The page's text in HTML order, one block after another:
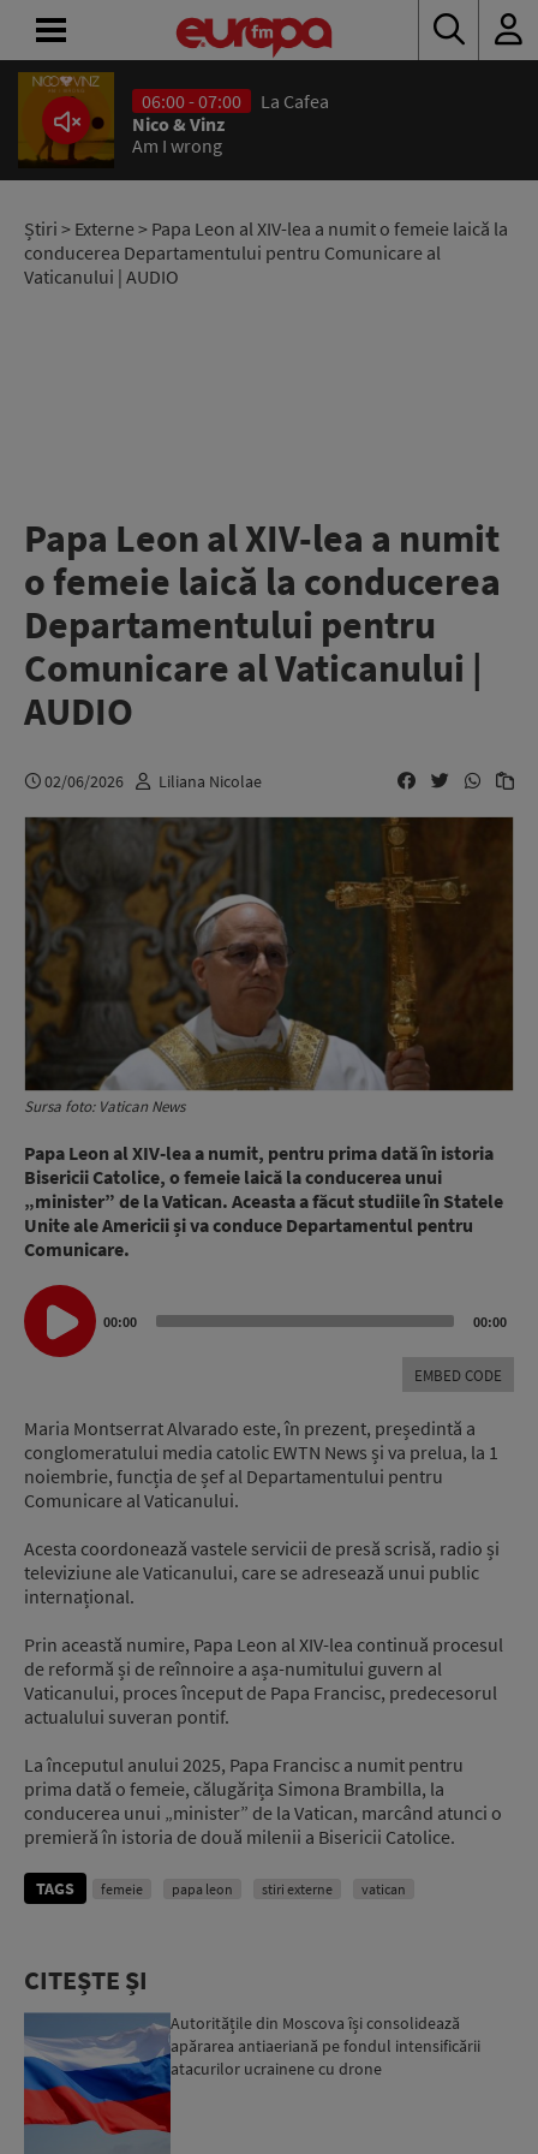
06:00 - 07:00
La Cafea
Nico & Vinz
Am I wrong
Știri > Externe> Papa Leon al XIV-lea a numit o femeie laică la
conducerea Departamentului pentru Comunicare al
Vaticanului | AUDIO
Papa Leon al XIV-lea a numit
o femeie laică la conducerea
Departamentului pentru
Comunicare al Vaticanului |
AUDIO
02/06/2026 Liliana Nicolae
Sursa foto: Vatican News
Papa Leon al XIV-lea a numit, pentru prima dată în istoria
Bisericii Catolice, o femeie laică la conducerea unui
„minister” de la Vatican. Aceasta a făcut studiile în Statele
Unite ale Americii și va conduce Departamentul pentru
Comunicare.
Audio
Player
00:00 00:00
EMBED CODE
Maria Montserrat Alvarado este, în prezent, președintă a
conglomeratului media catolic EWTN News și va prelua, la 1
noiembrie, funcția de șef al Departamentului pentru
Comunicare al Vaticanului.
Acesta coordonează vastele servicii de presă scrisă, radio și
televiziune ale Vaticanului, care se adresează unui public
internațional.
Prin această numire, Papa Leon al XIV-lea continuă procesul
de reformă și de reînnoire a așa-numitului guvern al
Vaticanului, proces început de Papa Francisc, predecesorul
actualului suveran pontif.
La începutul anului 2025, Papa Francisc a numit pentru
prima dată o femeie, călugărița Simona Brambilla, la
conducerea unui „minister” de la Vatican, marcând atunci o
premieră în istoria de două milenii a Bisericii Catolice.
TAGS femeie papa leon stiri externe vatican
CITEȘTE ȘI
Autoritățile din Moscova își consolidează
apărarea antiaeriană pe fondul intensificării
atacurilor ucrainene cu drone
ACASĂ
ȘTIRI
RADIO
CONCURSURI